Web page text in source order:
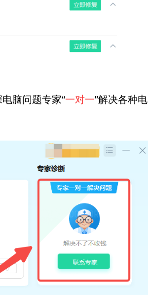
脑问题专家“一对一”解决各种电